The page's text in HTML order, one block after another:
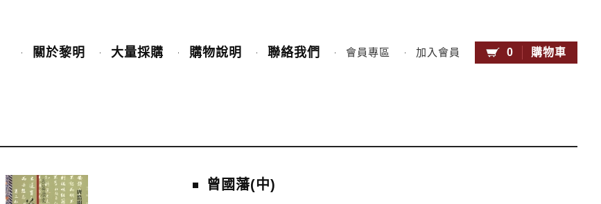
關於黎明 大量採購 購物說明 聯絡我們 會員專區 加入會員 0 購物車
曾國藩(中)